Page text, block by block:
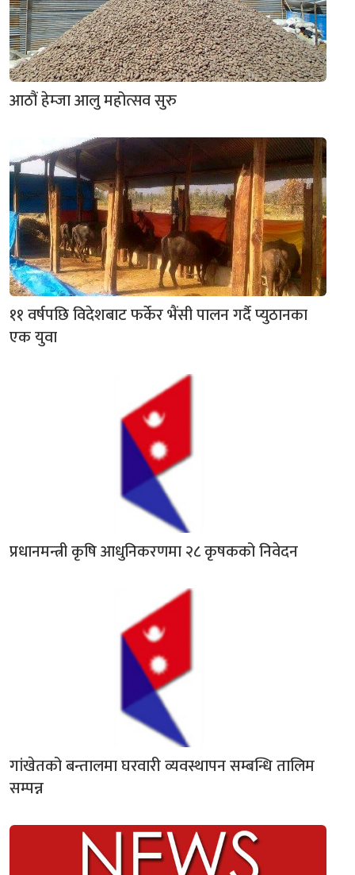
आठौं हेम्जा आलु महोत्सव सुरु
११ वर्षपछि विदेशबाट फर्केर भैंसी पालन गर्दै प्युठानका
एक युवा
प्रधानमन्त्री कृषि आधुनिकरणमा २८ कृषकको निवेदन
गांखेतको बन्तालमा घरवारी व्यवस्थापन सम्बन्धि तालिम
सम्पन्न